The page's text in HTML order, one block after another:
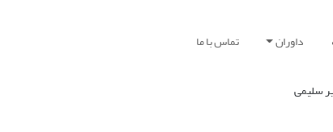
داوران تماس با ما
سلیمی